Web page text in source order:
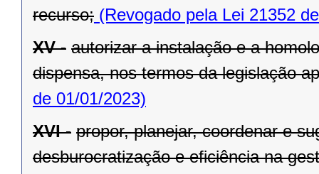
recurso; (Revogado pela Lei 21352
XV - autorizar a instalação e a
dispensa, nos termos da legislação
de 01/01/2023)
XVI - propor, planejar, coordenar e
desburocratização e eficiência na